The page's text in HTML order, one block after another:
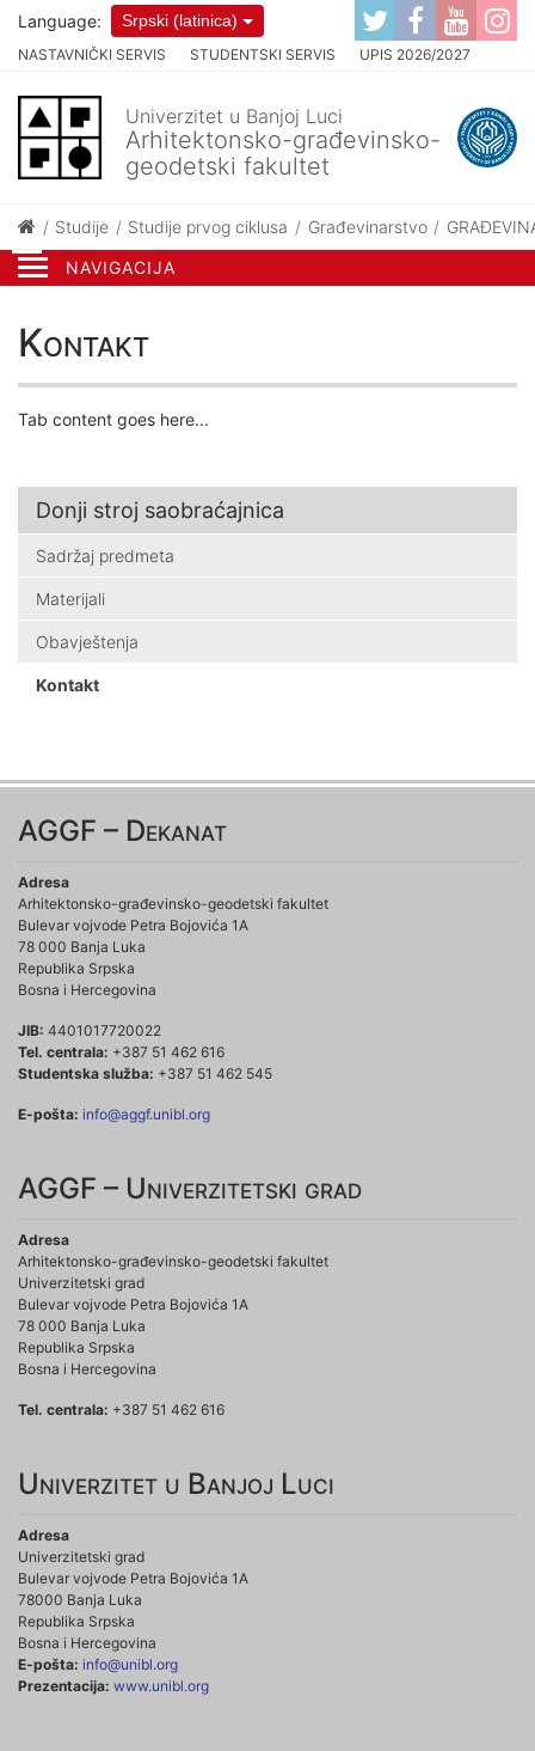
NAVIGACIJA
NASTAVNIČKI SERVIS STUDENTSKI SERVIS UPIS 2026/2027
Language: Srpski (latinica)
Univerzitet u Banjoj Luci
Arhitektonsko-građevinsko-
geodetski fakultet
Studije Studije prvog ciklusa Građevinarstvo
Donji stroj saobraćajnica
Sadržaj predmeta
Materijali
Obavještenja
Kontakt
Kontakt
Tab content goes here...
AGGF – Dekanat
Adresa
Arhitektonsko-građevinsko-geodetski fakultet
Bulevar vojvode Petra Bojovića 1A
78 000 Banja Luka
Republika Srpska
Bosna i Hercegovina
JIB: 4401017720022
Tel. centrala: +387 51 462 616
Studentska služba: +387 51 462 545
E-pošta: info@aggf.unibl.org
AGGF – Univerzitetski grad
Adresa
Arhitektonsko-građevinsko-geodetski fakultet
Univerzitetski grad
Bulevar vojvode Petra Bojovića 1A
78 000 Banja Luka
Republika Srpska
Bosna i Hercegovina
Tel. centrala: +387 51 462 616
Univerzitet u Banjoj Luci
Adresa
Univerzitetski grad
Bulevar vojvode Petra Bojovića 1A
78000 Banja Luka
Republika Srpska
Bosna i Hercegovina
E-pošta: info@unibl.org
Prezentacija: www.unibl.org